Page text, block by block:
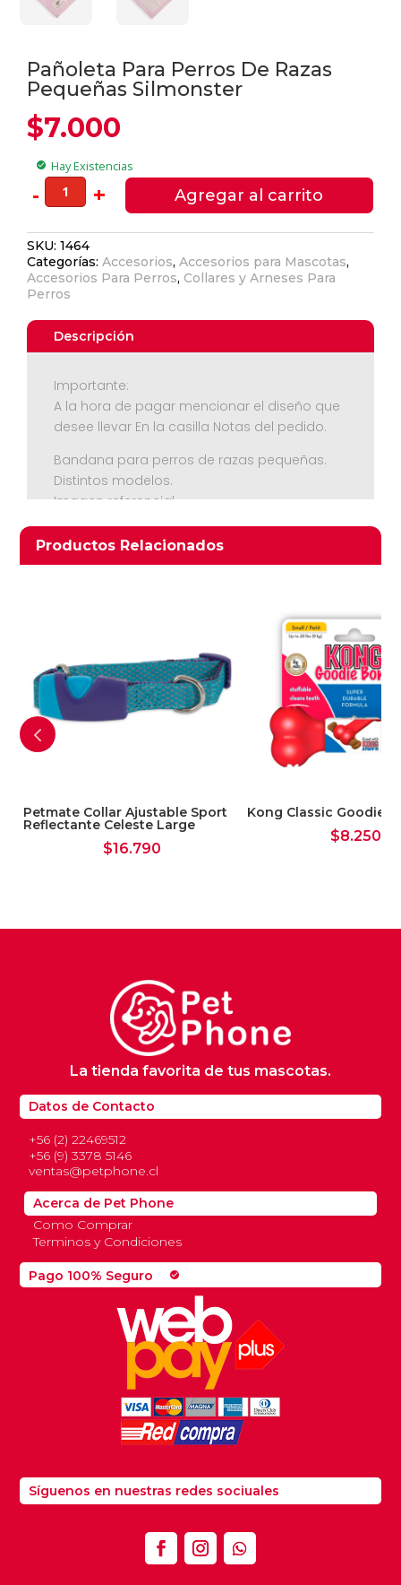
Seguir Comprando
Pañoleta Para Perros De Razas
Pequeñas Silmonster
$7.000
check_circle Hay Existencias
- Pañoleta
Para
De
Razas
Pequeñas
cantidad
+ Agregar al carrito
SKU:1464
Categorías:Accesorios,Accesorios para Mascotas,
Accesorios Para Perros, Collares y Arneses Para
Perros
Descripción
Importante:
A la hora de pagar mencionar el diseño que
desee llevar En la casilla Notas del pedido.
Bandana para perros de razas pequeñas.
Distintos modelos.
Imagen referencial.
Productos Relacionados
Productos relacionados
Petmate Collar Ajustable Sport
Reflectante Celeste Large
$16.790
Kong Classic Goodie
$8.250
Pago 100% Seguro check_circle
Datos de Contacto
+56 (2) 22469512
+56 (9) 3378 5146
ventas@petphone.cl
La tienda favorita de tus mascotas.
Acerca de Pet Phone
Como Comprar
Terminos y Condiciones
Síguenos en nuestras redes sociuales